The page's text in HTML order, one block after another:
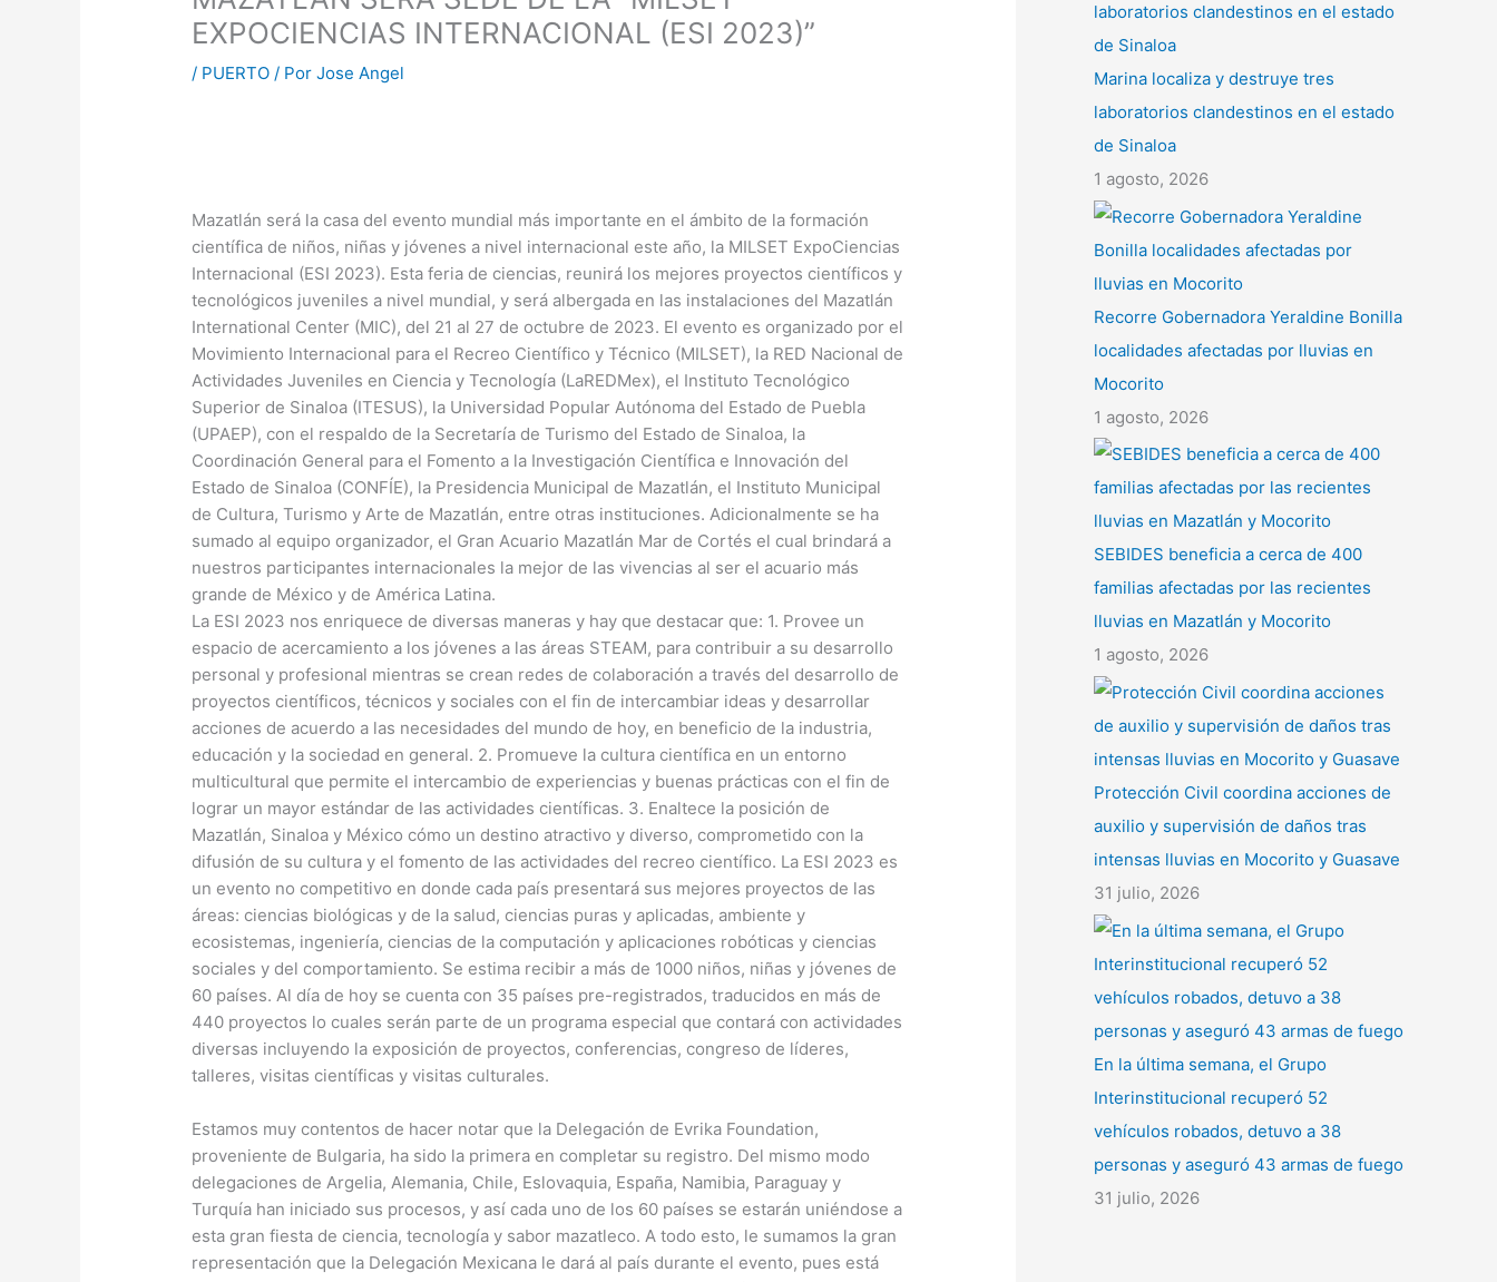
EXPOCIENCIAS INTERNACIONAL (ESI 2023)”
/ PUERTO / PorJose Angel
Mazatlán será la casa del evento mundial más importante en el ámbito de la formación
científica de niños, niñas y jóvenes a nivel internacional este año, la MILSET ExpoCiencias
Internacional (ESI 2023). Esta feria de ciencias, reunirá los mejores proyectos científicos y
tecnológicos juveniles a nivel mundial, y será albergada en las instalaciones del Mazatlán
International Center (MIC), del 21 al 27 de octubre de 2023. El evento es organizado por el
Movimiento Internacional para el Recreo Científico y Técnico (MILSET), la RED Nacional de
Actividades Juveniles en Ciencia y Tecnología (LaREDMex), el Instituto Tecnológico
Superior de Sinaloa (ITESUS), la Universidad Popular Autónoma del Estado de Puebla
(UPAEP), con el respaldo de la Secretaría de Turismo del Estado de Sinaloa, la
Coordinación General para el Fomento a la Investigación Científica e Innovación del
Estado de Sinaloa (CONFÍE), la Presidencia Municipal de Mazatlán, el Instituto Municipal
de Cultura, Turismo y Arte de Mazatlán, entre otras instituciones. Adicionalmente se ha
sumado al equipo organizador, el Gran Acuario Mazatlán Mar de Cortés el cual brindará a
nuestros participantes internacionales la mejor de las vivencias al ser el acuario más
grande de México y de América Latina.
La ESI 2023 nos enriquece de diversas maneras y hay que destacar que: 1. Provee un
espacio de acercamiento a los jóvenes a las áreas STEAM, para contribuir a su desarrollo
personal y profesional mientras se crean redes de colaboración a través del desarrollo de
proyectos científicos, técnicos y sociales con el fin de intercambiar ideas y desarrollar
acciones de acuerdo a las necesidades del mundo de hoy, en beneficio de la industria,
educación y la sociedad en general. 2. Promueve la cultura científica en un entorno
multicultural que permite el intercambio de experiencias y buenas prácticas con el fin de
lograr un mayor estándar de las actividades científicas. 3. Enaltece la posición de
Mazatlán, Sinaloa y México cómo un destino atractivo y diverso, comprometido con la
difusión de su cultura y el fomento de las actividades del recreo científico. La ESI 2023 es
un evento no competitivo en donde cada país presentará sus mejores proyectos de las
áreas: ciencias biológicas y de la salud, ciencias puras y aplicadas, ambiente y
ecosistemas, ingeniería, ciencias de la computación y aplicaciones robóticas y ciencias
sociales y del comportamiento. Se estima recibir a más de 1000 niños, niñas y jóvenes de
60 países. Al día de hoy se cuenta con 35 países pre-registrados, traducidos en más de
440 proyectos lo cuales serán parte de un programa especial que contará con actividades
diversas incluyendo la exposición de proyectos, conferencias, congreso de líderes,
talleres, visitas científicas y visitas culturales.
Estamos muy contentos de hacer notar que la Delegación de Evrika Foundation,
proveniente de Bulgaria, ha sido la primera en completar su registro. Del mismo modo
delegaciones de Argelia, Alemania, Chile, Eslovaquia, España, Namibia, Paraguay y
Turquía han iniciado sus procesos, y así cada uno de los 60 países se estarán uniéndose a
esta gran fiesta de ciencia, tecnología y sabor mazatleco. A todo esto, le sumamos la gran
representación que la Delegación Mexicana le dará al país durante el evento, pues está
Marina localiza y destruye tres
laboratorios clandestinos en el estado
de Sinaloa
1 agosto, 2026
Recorre Gobernadora Yeraldine Bonilla
localidades afectadas por lluvias en
Mocorito
1 agosto, 2026
SEBIDES beneficia a cerca de 400
familias afectadas por las recientes
lluvias en Mazatlán y Mocorito
1 agosto, 2026
Protección Civil coordina acciones de
auxilio y supervisión de daños tras
intensas lluvias en Mocorito y Guasave
31 julio, 2026
En la última semana, el Grupo
Interinstitucional recuperó 52
vehículos robados, detuvo a 38
personas y aseguró 43 armas de fuego
31 julio, 2026